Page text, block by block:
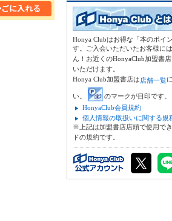
Honya Clubはお得な「本のポイ
す。ご入会いただいたお客様に
ん！お近くのHonyaClub加盟書
いただけます。
Honya Club加盟書店は店舗一覧
い。
のマークが目印です。
HonyaClub会員規約
個人情報の取扱いに関する規
※上記は加盟書店店頭で使用で
ドの規約です。